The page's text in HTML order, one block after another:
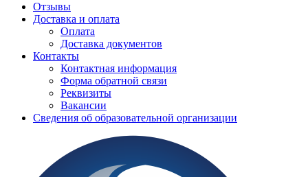
Отзывы
Доставка и оплата
Оплата
Доставка документов
Контакты
Контактная информация
Форма обратной связи
Реквизиты
Вакансии
Сведения об образовательной организации